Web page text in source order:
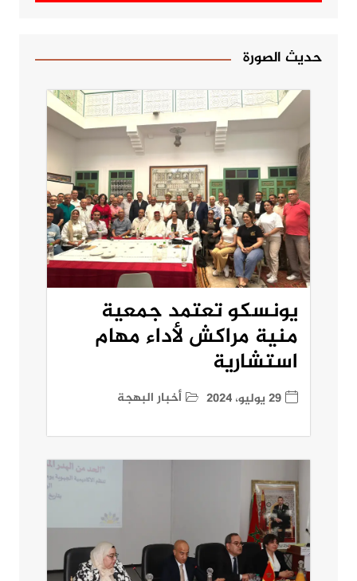
حديث الصورة
يونسكو تعتمد جمعية
منية مراكش لأداء مهام
استشارية
29 يوليو، 2024 أخبار البهجة